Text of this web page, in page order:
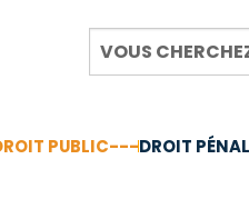
PUBLIC---DROIT